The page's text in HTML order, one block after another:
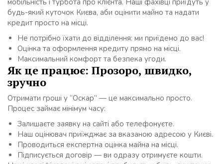
мобільність і турбота про клієнта. Наші фахівці приїдуть у
будь-який куточок Києва, аби оцінити майно та надати
кредит просто на місці.
Не потрібно їхати до відділення: ми приїдемо до вас!
Оцінка та оформлення кредиту прямо на місці.
Максимальний комфорт та безпека угоди.
Як це працює: Прозоро, швидко,
зручно
Отримати гроші у “Оскар” — це максимально просто.
Процес займає мінімум часу:
Залишаєте заявку на сайті або телефонуєте.
Наш оцінювач приїжджає за вказаною адресою у Києві.
Проводиться експертна оцінка майна на місці.
Підписується договір — ви одразу отримуєте кошти.